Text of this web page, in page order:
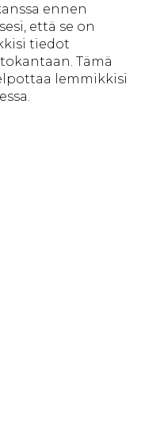
ennen
että se on
tiedot
Tämä
lemmikkisi